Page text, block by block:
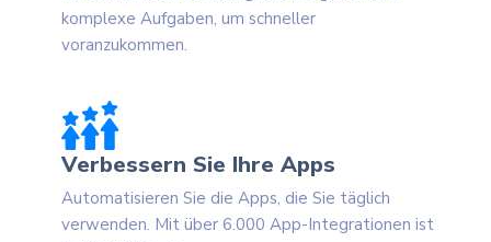
komplexe Aufgaben, um schneller
voranzukommen.
Verbessern Sie Ihre Apps
Automatisieren Sie die Apps, die Sie täglich
verwenden. Mit über 6.000 App-Integrationen ist